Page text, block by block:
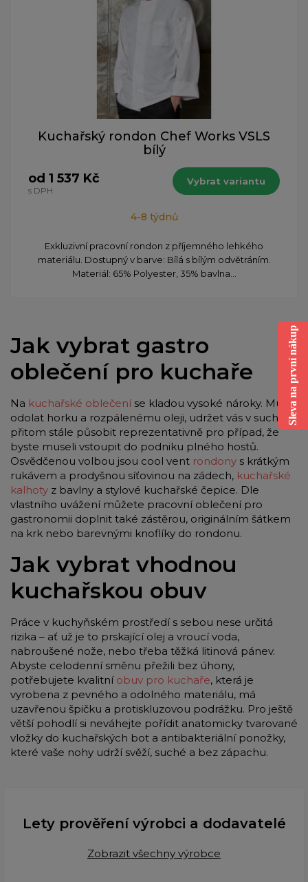
Kuchařský rondon Chef Works VSLS
bílý
od 1 537 Kč
s DPH
Vybrat variantu
4-8 týdnů
Exkluzivní pracovní rondon z příjemného lehkého
materiálu. Dostupný v barve: Bílá s bílým odvětráním.
Materiál: 65% Polyester, 35% bavlna...
Jak vybrat gastro
oblečení pro kuchaře
Na kuchařské oblečeníse kladou vysoké nároky. Musí
odolat horku a rozpálenému oleji, udržet vás v suchu, a
přitom stále působit reprezentativně pro případ, že
byste museli vstoupit do podniku plného hostů.
Osvědčenou volbou jsou cool vent rondony s krátkým
rukávem a prodyšnou síťovinou na zádech, kuchařské
kalhoty z bavlny a stylové kuchařské čepice. Dle
vlastního uvážení můžete pracovní oblečení pro
gastronomii doplnit také zástěrou, originálním šátkem
na krk nebo barevnými knoflíky do rondonu.
Jak vybrat vhodnou
kuchařskou obuv
Práce v kuchyňském prostředí s sebou nese určitá
rizika – ať už je to prskající olej a vroucí voda,
nabroušené nože, nebo třeba těžká litinová pánev.
Abyste celodenní směnu přežili bez úhony,
potřebujete kvalitní obuv pro kuchaře, která je
vyrobena z pevného a odolného materiálu, má
uzavřenou špičku a protiskluzovou podrážku. Pro ještě
větší pohodlí si neváhejte pořídit anatomicky tvarované
vložky do kuchařských bot a antibakteriální ponožky,
které vaše nohy udrží svěží, suché a bez zápachu.
Lety prověření výrobci a dodavatelé
Zobrazit všechny výrobce
Sleva na první nákup